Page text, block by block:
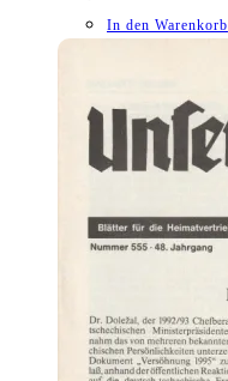
In den Warenkorb